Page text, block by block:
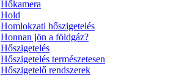
Hőkamera
Hold
Homlokzati hőszigetelés
Honnan jön a földgáz?
Hőszigetelés
Hőszigetelés természetesen
Hőszigetelő rendszerek